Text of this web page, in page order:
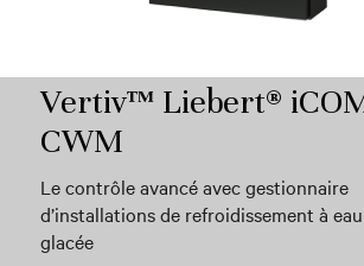
Vertiv™ Liebert®
CWM
Le contrôle avancé avec gestionnaire
d’installations de refroidissement à eau
glacée